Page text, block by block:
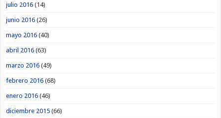
julio 2016 (14)
junio 2016 (26)
mayo 2016 (40)
abril 2016 (63)
marzo 2016 (49)
febrero 2016 (68)
enero 2016 (46)
diciembre 2015 (66)